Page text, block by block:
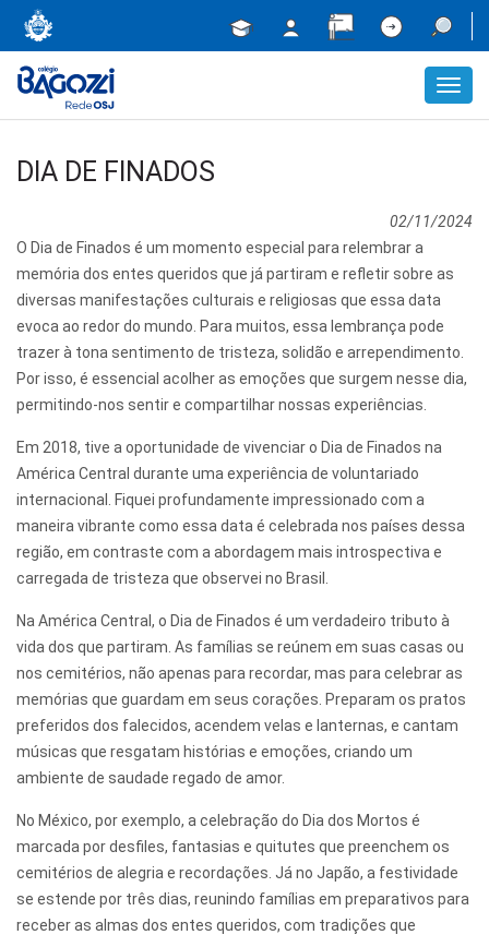
DIA DE FINADOS
02/11/2024
O Dia de Finados é um momento especial para relembrar a
memória dos entes queridos que já partiram e refletir sobre as
diversas manifestações culturais e religiosas que essa data
evoca ao redor do mundo. Para muitos, essa lembrança pode
trazer à tona sentimento de tristeza, solidão e arrependimento.
Por isso, é essencial acolher as emoções que surgem nesse dia,
permitindo-nos sentir e compartilhar nossas experiências.
Em 2018, tive a oportunidade de vivenciar o Dia de Finados na
América Central durante uma experiência de voluntariado
internacional. Fiquei profundamente impressionado com a
maneira vibrante como essa data é celebrada nos países dessa
região, em contraste com a abordagem mais introspectiva e
carregada de tristeza que observei no Brasil.
Na América Central, o Dia de Finados é um verdadeiro tributo à
vida dos que partiram. As famílias se reúnem em suas casas ou
nos cemitérios, não apenas para recordar, mas para celebrar as
memórias que guardam em seus corações. Preparam os pratos
preferidos dos falecidos, acendem velas e lanternas, e cantam
músicas que resgatam histórias e emoções, criando um
ambiente de saudade regado de amor.
No México, por exemplo, a celebração do Dia dos Mortos é
marcada por desfiles, fantasias e quitutes que preenchem os
cemitérios de alegria e recordações. Já no Japão, a festividade
se estende por três dias, reunindo famílias em preparativos para
receber as almas dos entes queridos, com tradições que